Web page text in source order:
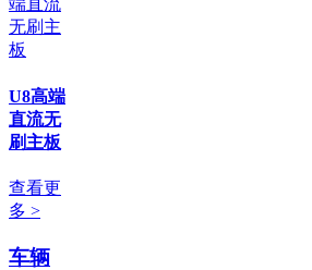
U8高端
直流无
刷主板
查看更
多 >
车辆